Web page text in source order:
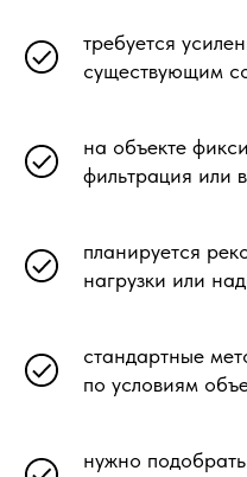
требуется
существующим
на объекте
фильтрация или
планируется
нагрузки или
стандартные
по условиям
нужно